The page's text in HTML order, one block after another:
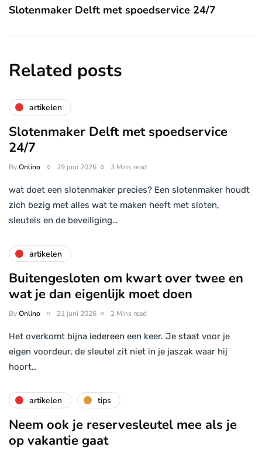
Slotenmaker Delft met spoedservice 24/7
Related posts
artikelen
Slotenmaker Delft met spoedservice
24/7
ByOnlino 29 juni 2026 3 Mins read
wat doet een slotenmaker precies? Een slotenmaker houdt
zich bezig met alles wat te maken heeft met sloten,
sleutels en de beveiliging…
artikelen
Buitengesloten om kwart over twee en
wat je dan eigenlijk moet doen
ByOnlino 21 juni 2026 2 Mins read
Het overkomt bijna iedereen een keer. Je staat voor je
eigen voordeur, de sleutel zit niet in je jaszak waar hij
hoort…
artikelen tips
Neem ook je reservesleutel mee als je
op vakantie gaat